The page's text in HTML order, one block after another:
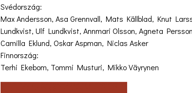
Svédország:
Max Andersson, Asa Grennvall, Mats Källblad, Knut
Lundkvist, Ulf Lundkvist, Annmari Olsson, Agneta
Camilla Eklund, Oskar Aspman, Niclas Asker
Finnország:
Terhi Ekebom, Tommi Musturi, Mikko Väyrynen